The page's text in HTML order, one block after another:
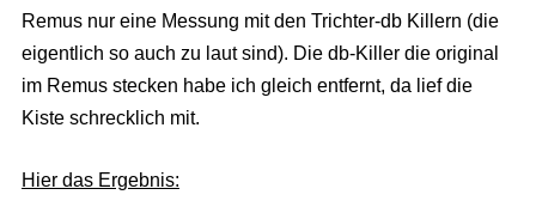
Remus nur eine Messung mit den Trichter-db Killern (die
eigentlich so auch zu laut sind). Die db-Killer die original
im Remus stecken habe ich gleich entfernt, da lief die
Kiste schrecklich mit.
Hier das Ergebnis: